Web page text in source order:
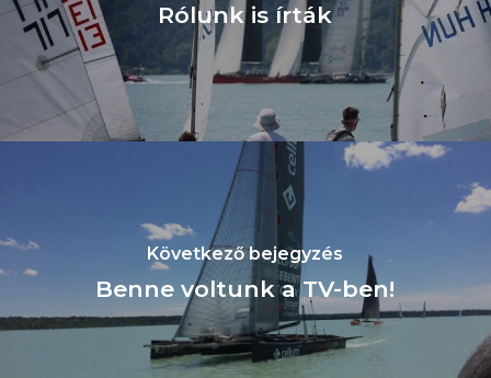
Rólunk is írták
Következő bejegyzés
Benne voltunk a TV-ben!